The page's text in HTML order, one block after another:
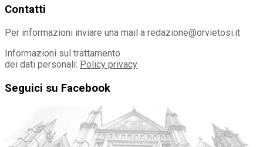
Contatti
Per informazioni inviare una mail a redazione@orvietosi.it
Informazioni sul trattamento
dei dati personali: Policy privacy
Seguici su Facebook